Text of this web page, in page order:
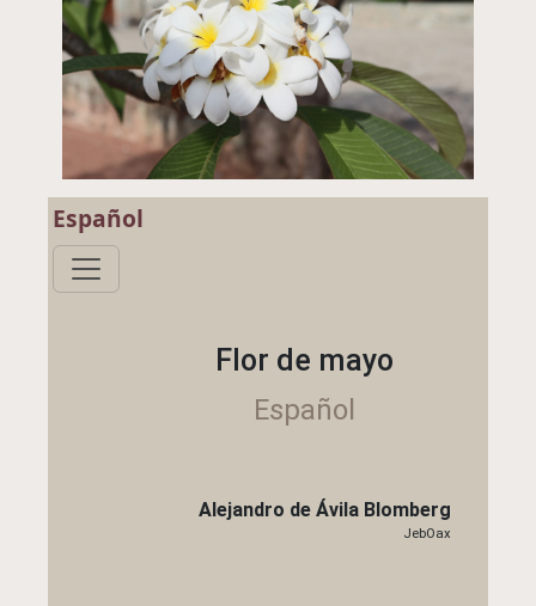
Español
Flor de mayo
Español
Alejandro de Ávila Blomberg
JebOax